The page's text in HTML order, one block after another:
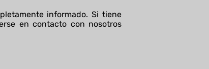
informado. Si tiene
en contacto con nosotros